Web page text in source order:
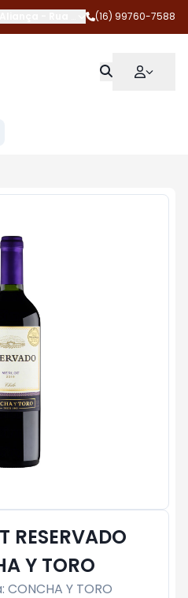
Rua Magda Perona
(16) 99760-7588
RESERVADO
Y TORO
CONCHA Y TORO